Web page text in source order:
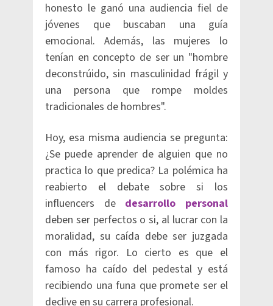
honesto le ganó una audiencia fiel de
jóvenes que buscaban una guía
emocional. Además, las mujeres lo
tenían en concepto de ser un "hombre
deconstrúido, sin masculinidad frágil y
una persona que rompe moldes
tradicionales de hombres".
Hoy, esa misma audiencia se pregunta:
¿Se puede aprender de alguien que no
practica lo que predica? La polémica ha
reabierto el debate sobre si los
influencers dedesarrollo personal
deben ser perfectos o si, al lucrar con la
moralidad, su caída debe ser juzgada
con más rigor. Lo cierto es que el
famoso ha caído del pedestal y está
recibiendo una funa que promete ser el
declive en su carrera profesional.